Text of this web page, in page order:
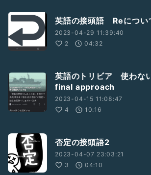
英語の接頭語 Reにつ
2023-04-29 11:39:40
2
04:32
英語のトリビア 使わな
final approach
2023-04-15 11:08:47
4
10:16
否定の接頭語2
2023-04-07 23:03:21
3
04:10